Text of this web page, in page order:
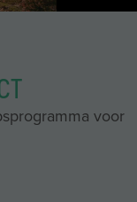
voor